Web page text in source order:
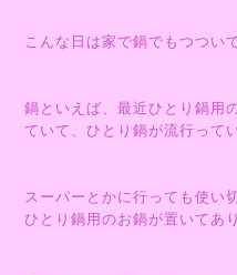
こんな日は家で鍋でもつつい
鍋といえば、最近ひとり鍋用
ていて、ひとり鍋が流行って
スーパーとかに行っても使い
ひとり鍋用のお鍋が置いてあ